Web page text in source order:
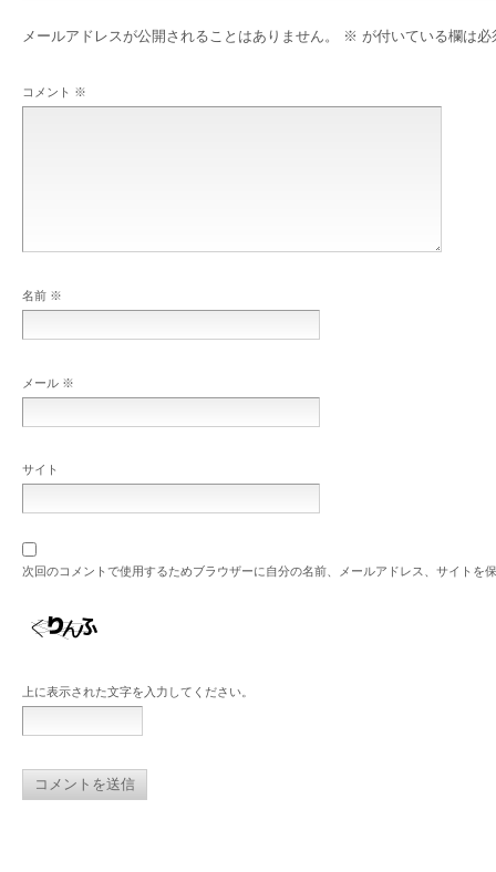
メールアドレスが公開されることはありません。 ※ が付いている欄は必
コメント ※
名前 ※
メール ※
サイト
次回のコメントで使用するためブラウザーに自分の名前、メールアドレス、サイトを
上に表示された文字を入力してください。